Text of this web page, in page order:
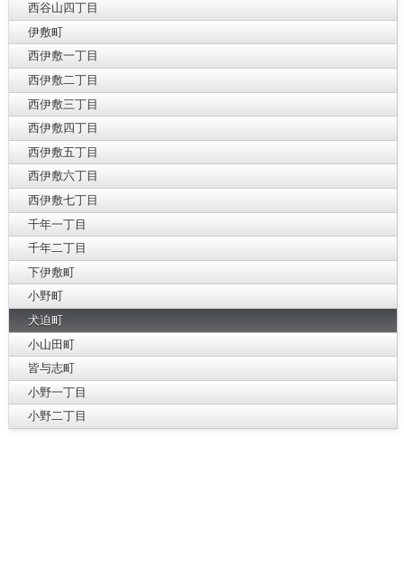
西谷山四丁目
伊敷町
西伊敷一丁目
西伊敷二丁目
西伊敷三丁目
西伊敷四丁目
西伊敷五丁目
西伊敷六丁目
西伊敷七丁目
千年一丁目
千年二丁目
下伊敷町
小野町
犬迫町
小山田町
皆与志町
小野一丁目
小野二丁目